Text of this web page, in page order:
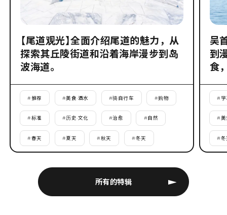
所有的特辑
【尾道观光】全面介绍尾道的魅力，从
探索其丘陵街道和沿着海岸漫步到岛
波海道。
#推荐 #美食·酒水 #骑自行车 #购物
#标准 #历史·文化 #治愈 #自然
#春天 #夏天 #秋天 #冬天
吴
到
食
# 学
#美
#冬